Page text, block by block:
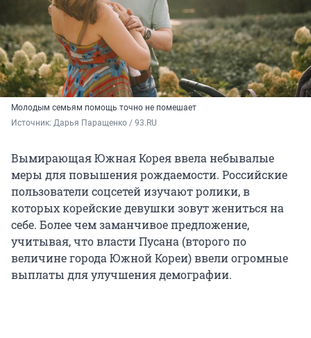
Молодым семьям помощь точно не помешает
Источник: Дарья Паращенко / 93.RU
Вымирающая Южная Корея ввела небывалые
меры для повышения рождаемости. Российские
пользователи соцсетей изучают ролики, в
которых корейские девушки зовут жениться на
себе. Более чем заманчивое предложение,
учитывая, что власти Пусана (второго по
величине города Южной Кореи) ввели огромные
выплаты для улучшения демографии.